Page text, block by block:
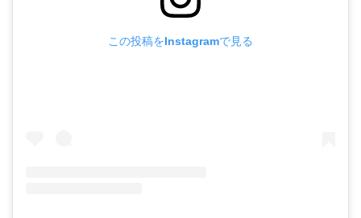
この投稿をInstagramで見る